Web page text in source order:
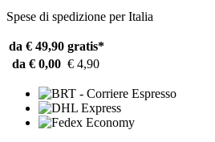
Spese di spedizione per Italia
da € 49,90 gratis*
da € 0,00 € 4,90